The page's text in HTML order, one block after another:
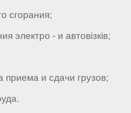
сгорания;
- и автовізків;
и сдачи грузов;